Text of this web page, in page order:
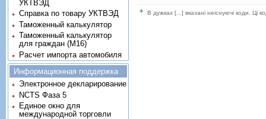
В дужках [...] вказані неіснуючі коди. Ці
УКТВЭД
Справка по товару УКТВЭД
Таможенный калькулятор
Таможенный калькулятор
для граждан (M16)
Расчет импорта автомобиля
Информационная поддержка
Электронное декларирование
NCTS Фаза 5
Единое окно для
международной торговли